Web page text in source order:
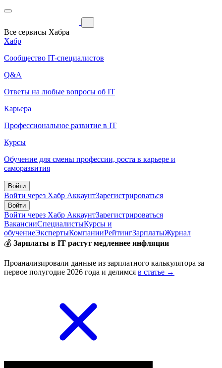
Все сервисы Хабра
Хабр
Сообщество IT-специалистов
Q&A
Ответы на любые вопросы об IT
Карьера
Профессиональное развитие в IT
Курсы
Обучение для смены профессии, роста в карьере и
саморазвития
Войти
Войти через Хабр АккаунтЗарегистрироваться
Войти
Войти через Хабр АккаунтЗарегистрироваться
ВакансииСпециалистыКурсы и
обучениеЭкспертыКомпанииРейтингЗарплатыЖурнал
💰 Зарплаты в IT растут медленнее инфляции
Проанализировали данные из зарплатного калькулятора за
первое полугодие 2026 года и делимся в статье →